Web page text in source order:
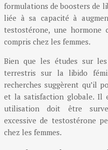
formulations de boosters de
liée à sa capacité à
testostérone, une
compris chez les femmes.
Bien que les études sur
terrestris sur la libido
recherches suggèrent qu’il
et la satisfaction globale. Il
utilisation doit être
excessive de testostérone
chez les femmes.